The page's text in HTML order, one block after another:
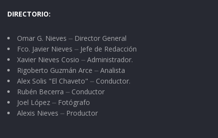
DIRECTORIO:
Omar G. Nieves ⏤ Director General
Fco. Javier Nieves ⏤ Jefe de Redacción
Xavier Nieves Cosio ⏤ Administrador.
Rigoberto Guzmán Arce ⏤ Analista
Alex Solis "El Chaveto" ⏤ Conductor.
Rubén Becerra ⏤ Conductor
Joel López ⏤ Fotógrafo
Alexis Nieves ⏤ Productor